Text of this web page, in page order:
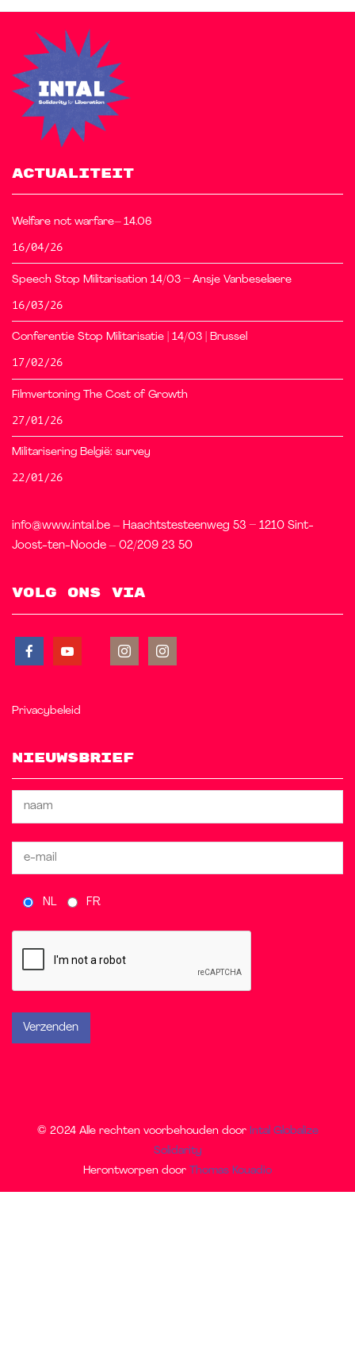
ACTUALITEIT
Welfare not warfare– 14.06
16/04/26
Speech Stop Militarisation 14/03 – Ansje Vanbeselaere
16/03/26
Conferentie Stop Militarisatie | 14/03 | Brussel
17/02/26
Filmvertoning The Cost of Growth
27/01/26
Militarisering België: survey
22/01/26
info@www.intal.be – Haachtstesteenweg 53 – 1210 Sint-
Joost-ten-Noode – 02/209 23 50
Volg ons via
Privacybeleid
Nieuwsbrief
NL FR
© 2024 Alle rechten voorbehouden door Intal Globalize
Solidarity
Herontworpen door
Thomas Kouadio